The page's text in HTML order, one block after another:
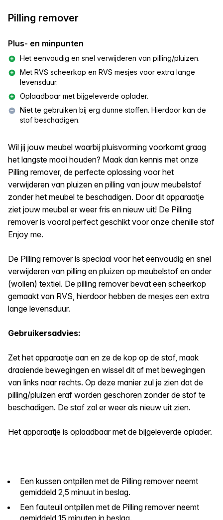
Pilling remover
Plus- en minpunten
Het eenvoudig en snel verwijderen van pilling/pluizen.
Met RVS scheerkop en RVS mesjes voor extra lange
levensduur.
Oplaadbaar met bijgeleverde oplader.
Niet te gebruiken bij erg dunne stoffen. Hierdoor kan de
stof beschadigen.
Wil jij jouw meubel waarbij pluisvorming voorkomt graag
het langste mooi houden? Maak dan kennis met onze
Pilling remover, de perfecte oplossing voor het
verwijderen van pluizen en pilling van jouw meubelstof
zonder het meubel te beschadigen. Door dit apparaatje
ziet jouw meubel er weer fris en nieuw uit! De Pilling
remover is vooral perfect geschikt voor onze chenille stof
Enjoy me.
De Pilling remover is speciaal voor het eenvoudig en snel
verwijderen van pilling en pluizen op meubelstof en ander
(wollen) textiel. De pilling remover bevat een scheerkop
gemaakt van RVS, hierdoor hebben de mesjes een extra
lange levensduur.
Gebruikersadvies:
Zet het apparaatje aan en ze de kop op de stof, maak
draaiende bewegingen en wissel dit af met bewegingen
van links naar rechts. Op deze manier zul je zien dat de
pilling/pluizen eraf worden geschoren zonder de stof te
beschadigen. De stof zal er weer als nieuw uit zien.
Het apparaatje is oplaadbaar met de bijgeleverde oplader.
Een kussen ontpillen met de Pilling remover neemt
gemiddeld 2,5 minuut in beslag.
Een fauteuil ontpillen met de Pilling remover neemt
gemiddeld 15 minuten in beslag.